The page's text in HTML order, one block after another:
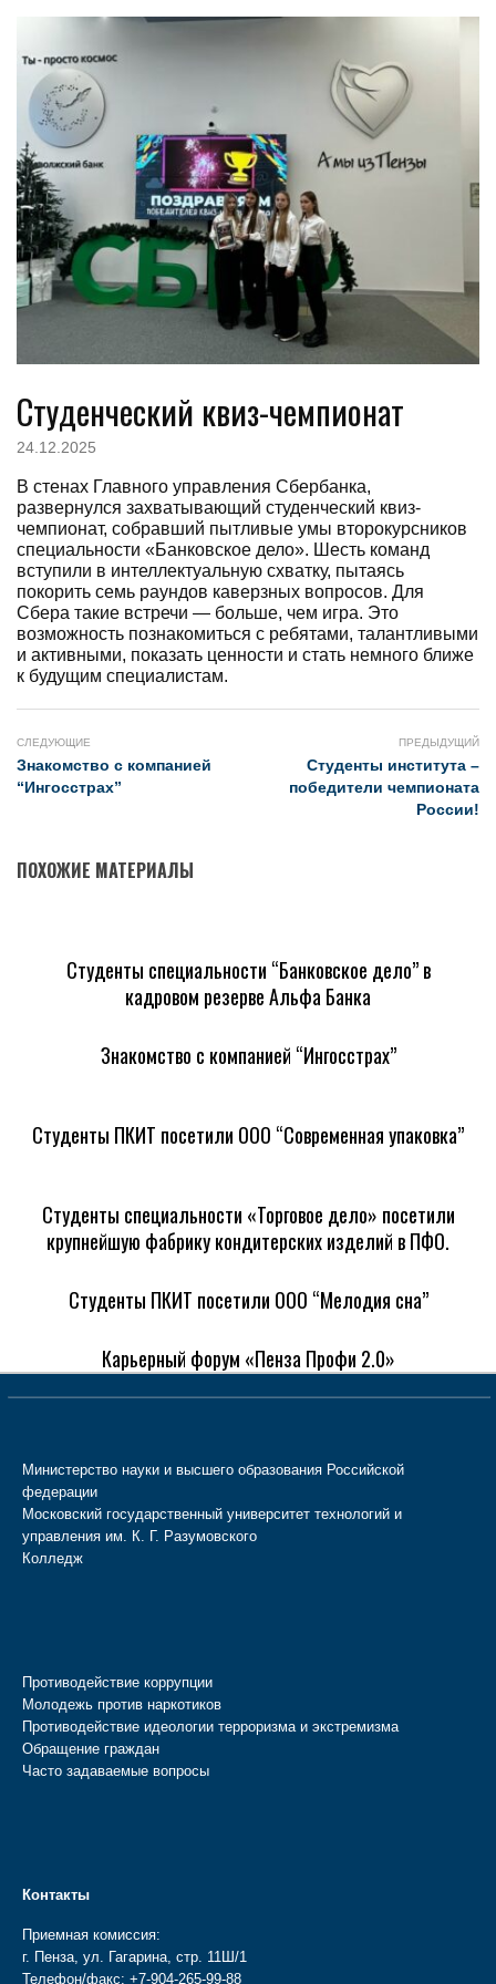
Студенческий квиз-чемпионат
24.12.2025
В стенах Главного управления Сбербанка,
развернулся захватывающий студенческий квиз-
чемпионат, собравший пытливые умы второкурсников
специальности «Банковское дело». Шесть команд
вступили в интеллектуальную схватку, пытаясь
покорить семь раундов каверзных вопросов. Для
Сбера такие встречи — больше, чем игра. Это
возможность познакомиться с ребятами, талантливыми
и активными, показать ценности и стать немного ближе
к будущим специалистам.
СЛЕДУЮЩИЕ
Знакомство с компанией
“Ингосстрах”
ПРЕДЫДУЩИЙ
Студенты института –
победители чемпионата
России!
ПОХОЖИЕ МАТЕРИАЛЫ
Студенты специальности “Банковское дело” в
кадровом резерве Альфа Банка
Знакомство с компанией “Ингосстрах”
Студенты ПКИТ посетили ООО “Современная упаковка”
Студенты специальности «Торговое дело» посетили
крупнейшую фабрику кондитерских изделий в ПФО.
Студенты ПКИТ посетили ООО “Мелодия сна”
Карьерный форум «Пенза Профи 2.0»
Министерство науки и высшего образования Российской
федерации
Московский государственный университет технологий и
управления им. К. Г. Разумовского
Колледж
Противодействие коррупции
Молодежь против наркотиков
Противодействие идеологии терроризма и экстремизма
Обращение граждан
Часто задаваемые вопросы
Контакты
Приемная комиссия:
г. Пенза, ул. Гагарина, стр. 11Ш/1
Телефон/факс: +7-904-265-99-88